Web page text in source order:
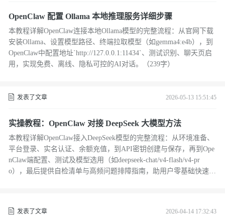
OpenClaw 配置 Ollama 本地推理服务详细步骤
本教程详解OpenClaw连接本地Ollama模型的完整流程：从官网下载
安装Ollama、设置模型路径、终端拉取模型（如gemma4:e4b），到
OpenClaw中配置地址`http://127.0.0.1:11434`、测试识别、聊天页启
用，实现免费、离线、隐私可控的AI对话。（239字）
发表了文章 2026-05-13 15:51:45
实操教程：OpenClaw 对接 DeepSeek 大模型方法
本教程详解OpenClaw接入DeepSeek模型的完整流程：从环境准备、
平台登录、实名认证、余额充值，到API密钥创建与保存，再到Ope
nClaw端配置、测试及模型选用（如deepseek-chat/v4-flash/v4-pr
o），最后提供自检清单与高频问题排障指南，助用户零基础快速完
发表了文章 2026-04-14 17:32:43